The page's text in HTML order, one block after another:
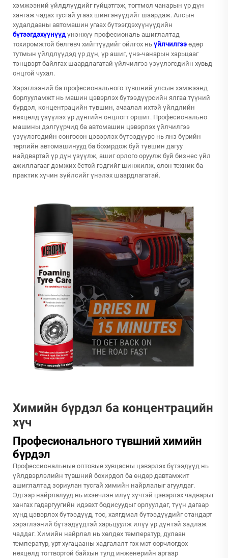
хэмжээний үйлдлүүдийг гүйцэтгэж, тогтмол чанарын үр дүн
хангаж чадах тусгай угаах шингэнүүдийг шаардаж. Алсын
худалдааны автомашин угаах бүтээгдэхүүнүүдийн
бүтээгдэхүүнүүд үнэнхүү професиональ ашиглалтад
тохиромжтой бөлгөвч хийгтүүдийг ойлгох нь үйлчилгээ өдөр
тутмын үйлдлүүдэд үр дүн, үр ашиг, үнэ-чанарын харьцааг
тэнцвэрт байлгах шаардлагатай үйлчилгээ үзүүлэгсдийн хувьд
онцгой чухал.
Хэрэглээний ба професионального түвшний улсын хэмжээнд
борлууламжт нь машин цэвэрлэх бүтээдүүрсийн ялгаа түүний
бүрдэл, концентрацийн түвшин, ачаалал ихтэй үйлдлийн
нөхцөлд үзүүлэх үр дүнгийн онцлогт оршит. Професионально
машины дэлгүүрчид ба автомашин цэвэрлэх үйлчилгээ
үзүүлэгсдийн сонгосон цэвэрлэх бүтээдүүрс нь янз бүрийн
төрлийн автомашинууд ба бохирдож буй түвшин дагуу
найдвартай үр дүн үзүүлж, ашиг орлого оруулж буй бизнес үйл
ажиллагааг дэмжих ёстой гэдгийг шинжилж, олон техник ба
практик хүчин зүйлсийг үнэлэх шаардлагатай.
Химийн бүрдэл ба концентрацийн
хүч
Професионального түвшний химийн
бүрдэл
Профессиональные оптовые хувцасны цэвэрлэх бүтээдүүд нь
үйлдвэрлэлийн түвшний бохирдол ба өндөр давтамжит
ашиглалтад зориулан тусгай химийн найрлалыг агуулдаг.
Эдгээр найрлалууд нь ихэвчлэн илүү хүчтэй цэвэрлэх чадварыг
хангах гадаргуугийн идэвхт бодисуудыг орлуулдаг, түүн дагаар
хүнд цэвэрлэх бүтээдүүд, тос, хаягдмал бүтээдүүдийг стандарт
хэрэглээний бүтээдүүдтэй харьцуулж илүү үр дүнтэй задлаж
чаддаг. Химийн найрлал нь хөлдөх температур, дулаан
температур, урт хугацааны хадгалалт гэх мэт өөрчлөгдөх
нөхцөлд тогтвортой байхын тулд инженерийн аргаар